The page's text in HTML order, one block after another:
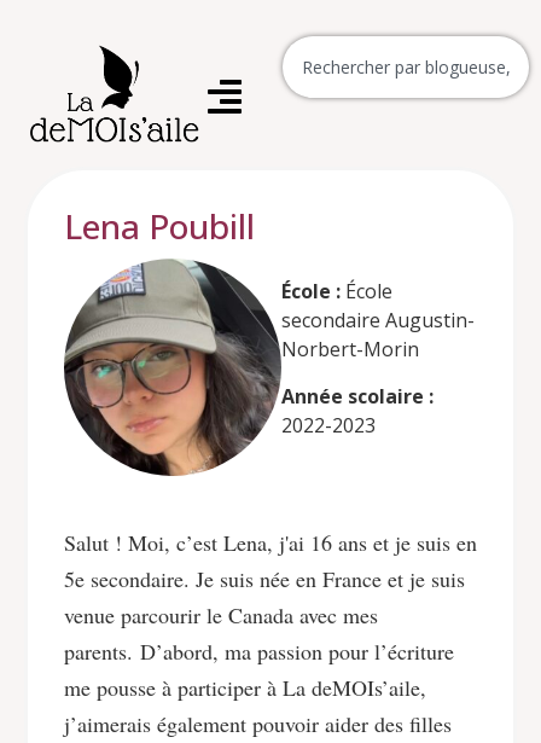
Lena Poubill
École : École
secondaire Augustin-
Norbert-Morin
Année scolaire :
2022-2023
Salut ! Moi, c’est Lena, j'ai 16 ans et je suis en
5e secondaire. Je suis née en France et je suis
venue parcourir le Canada avec mes
parents. D’abord, ma passion pour l’écriture
me pousse à participer à La deMOIs’aile,
j’aimerais également pouvoir aider des filles